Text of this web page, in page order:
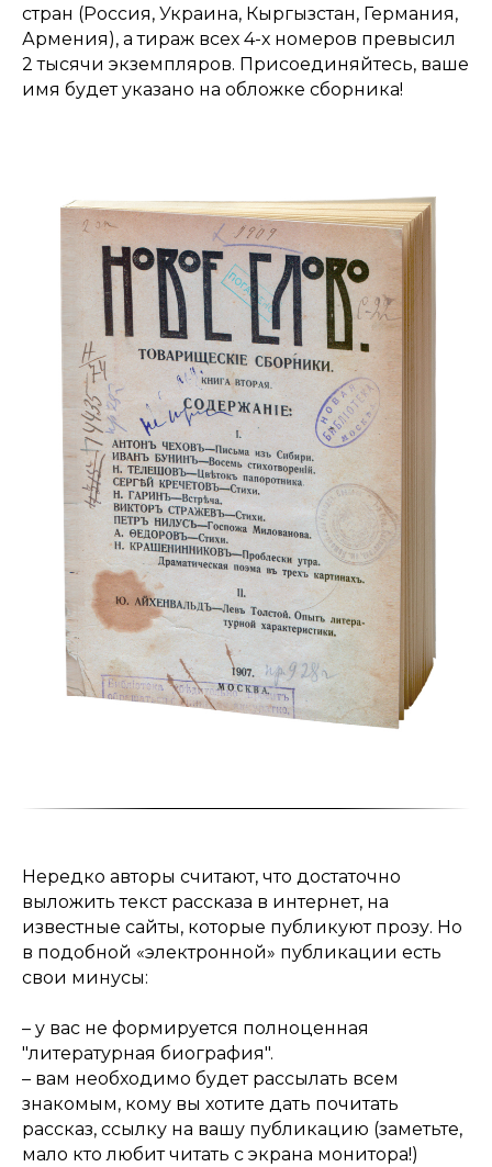
стран (Россия, Украина, Кыргызстан, Германия,
Армения), а тираж всех 4-х номеров превысил
2 тысячи экземпляров. Присоединяйтесь, ваше
имя будет указано на обложке сборника!
Нередко авторы считают, что достаточно
выложить текст рассказа в интернет, на
известные сайты, которые публикуют прозу. Но
в подобной «электронной» публикации есть
свои минусы:
– у вас не формируется полноценная
"литературная биография".
– вам необходимо будет рассылать всем
знакомым, кому вы хотите дать почитать
рассказ, ссылку на вашу публикацию (заметьте,
мало кто любит читать с экрана монитора!)